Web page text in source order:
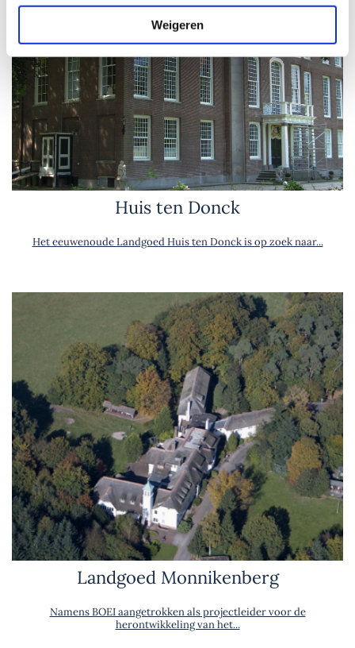
Weigeren
Huis ten Donck
Het eeuwenoude Landgoed Huis ten Donck is op zoek naar...
Landgoed Monnikenberg
Namens BOEI aangetrokken als projectleider voor de
herontwikkeling van het...